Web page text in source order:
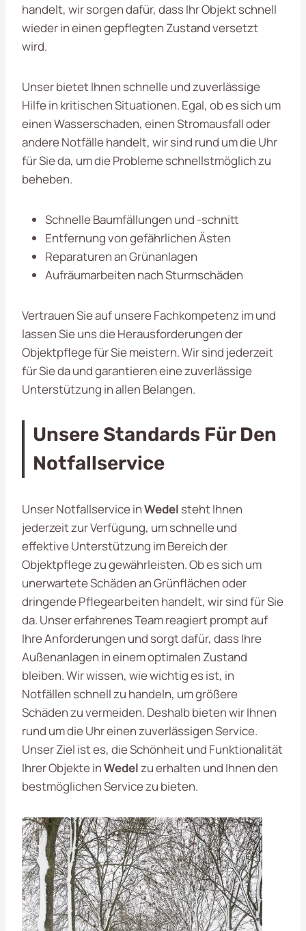
handelt, wir sorgen dafür, dass Ihr Objekt schnell
wieder in einen gepflegten Zustand versetzt
wird.
Unser bietet Ihnen schnelle und zuverlässige
Hilfe in kritischen Situationen. Egal, ob es sich um
einen Wasserschaden, einen Stromausfall oder
andere Notfälle handelt, wir sind rund um die Uhr
für Sie da, um die Probleme schnellstmöglich zu
beheben.
Schnelle Baumfällungen und -schnitt
Entfernung von gefährlichen Ästen
Reparaturen an Grünanlagen
Aufräumarbeiten nach Sturmschäden
Vertrauen Sie auf unsere Fachkompetenz imund
lassen Sie uns die Herausforderungen der
Objektpflege für Sie meistern. Wir sind jederzeit
für Sie da und garantieren eine zuverlässige
Unterstützung in allen Belangen.
Unsere Standards Für Den
Notfallservice
Unser Notfallservice inWedel steht Ihnen
jederzeit zur Verfügung, um schnelle und
effektive Unterstützung im Bereich der
Objektpflege zu gewährleisten. Ob es sich um
unerwartete Schäden an Grünflächen oder
dringende Pflegearbeiten handelt, wir sind für Sie
da. Unser erfahrenes Team reagiert prompt auf
Ihre Anforderungen und sorgt dafür, dass Ihre
Außenanlagen in einem optimalen Zustand
bleiben. Wir wissen, wie wichtig es ist, in
Notfällen schnell zu handeln, um größere
Schäden zu vermeiden. Deshalb bieten wir Ihnen
rund um die Uhr einen zuverlässigen Service.
Unser Ziel ist es, die Schönheit und Funktionalität
Ihrer Objekte inWedelzu erhalten und Ihnen den
bestmöglichen Service zu bieten.